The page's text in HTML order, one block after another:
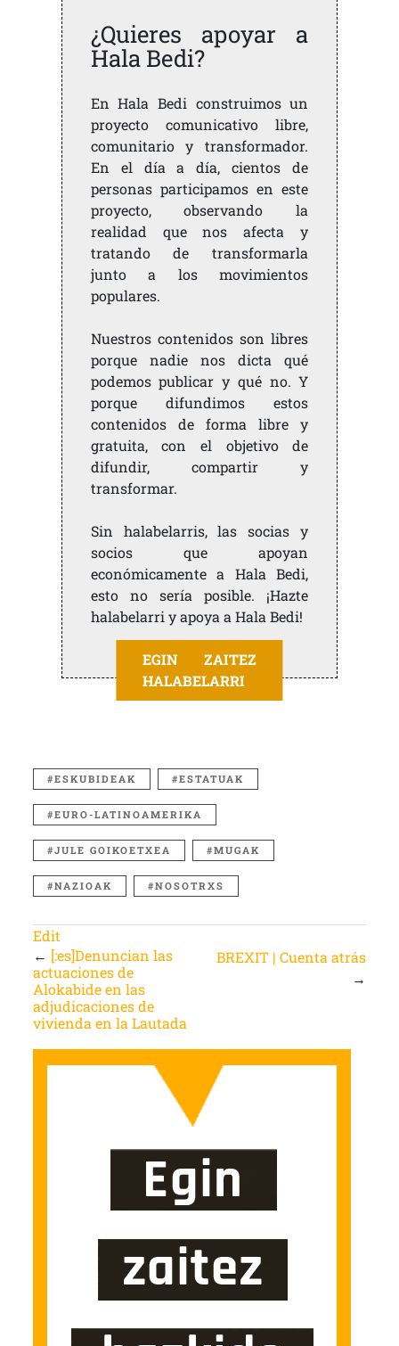
¿Quieres apoyar a
Hala Bedi?
En Hala Bedi construimos un
proyecto comunicativo libre,
comunitario y transformador.
En el día a día, cientos de
personas participamos en este
proyecto, observando la
realidad que nos afecta y
tratando de transformarla
junto a los movimientos
populares.
Nuestros contenidos son libres
porque nadie nos dicta qué
podemos publicar y qué no. Y
porque difundimos estos
contenidos de forma libre y
gratuita, con el objetivo de
difundir, compartir y
transformar.
Sin halabelarris, las socias y
socios que apoyan
económicamente a Hala Bedi,
esto no sería posible. ¡Hazte
halabelarri y apoya a Hala Bedi!
EGIN ZAITEZ
HALABELARRI
ESKUBIDEAK ESTATUAK
EURO-LATINOAMERIKA
JULE GOIKOETXEA MUGAK
NAZIOAK NOSOTRXS
Edit
← [:es]Denuncian las
actuaciones de
Alokabide en las
adjudicaciones de
vivienda en la Lautada
BREXIT | Cuenta atrás
→